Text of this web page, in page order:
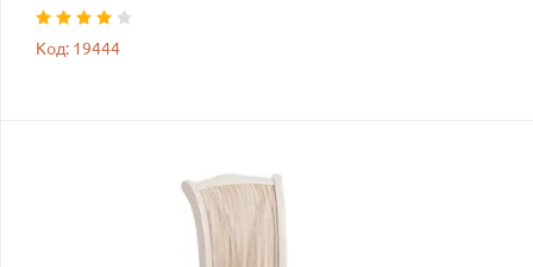
Код: 19444